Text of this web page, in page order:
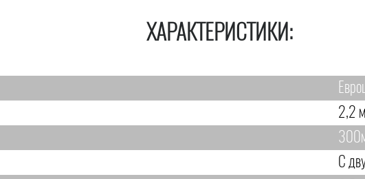
ХАРАКТЕРИСТИКИ:
2,2
С